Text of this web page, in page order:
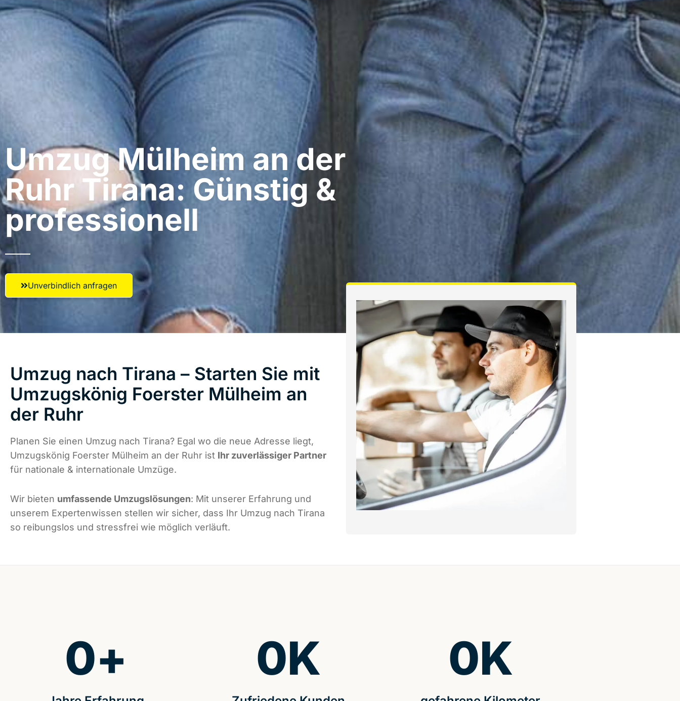
Umzug Mülheim an der
Ruhr​ Tirana: Günstig &
professionell​
Unverbindlich anfragen
Umzug nach Tirana – Starten Sie mit
Umzugskönig Foerster Mülheim an
der Ruhr
Planen Sie einen Umzug nach Tirana? Egal wo die neue Adresse liegt,
Umzugskönig Foerster Mülheim an der Ruhr ist Ihr zuverlässiger Partner
für nationale & internationale Umzüge.
Wir bieten umfassende Umzugslösungen: Mit unserer Erfahrung und
unserem Expertenwissen stellen wir sicher, dass Ihr Umzug nach Tirana
so reibungslos und stressfrei wie möglich verläuft.
0+ 0K 0K